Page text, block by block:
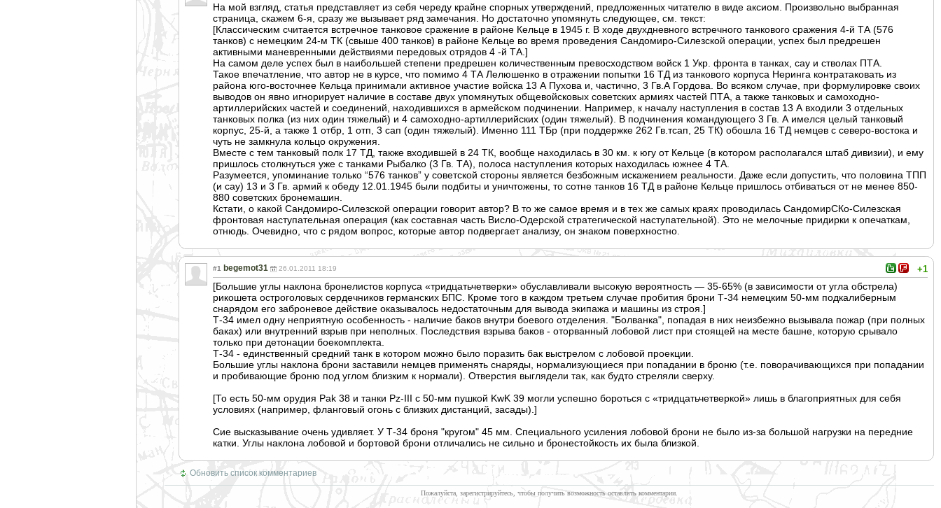
На мой взгляд, статья представляет из себя череду крайне спорных утверждений, предложенных читателю в виде аксиом. Произвольно выбранная
страница, скажем 6-я, сразу же вызывает ряд замечания. Но достаточно упомянуть следующее, см. текст:
[Классическим считается встречное танковое сражение в районе Кельце в 1945 г. В ходе двухдневного встречного танкового сражения 4-й ТА (576
танков) с немецким 24-м ТК (свыше 400 танков) в районе Кельце во время проведения Сандомиро-Силезской операции, успех был предрешен
активными маневренными действиями передовых отрядов 4 -й ТА.]
На самом деле успех был в наибольшей степени предрешен количественным превосходством войск 1 Укр. фронта в танках, сау и стволах ПТА.
Такое впечатление, что автор не в курсе, что помимо 4 ТА Лелюшенко в отражении попытки 16 ТД из танкового корпуса Неринга контратаковать из
района юго-восточнее Кельца принимали активное участие войска 13 А Пухова и, частично, 3 Гв.А Гордова. Во всяком случае, при формулировке своих
выводов он явно игнорирует наличие в составе двух упомянутых общевойсковых советских армиях частей ПТА, а также танковых и самоходно-
артиллерийских частей и соединений, находившихся в армейском подчинении. Например, к началу наступления в состав 13 А входили 3 отдельных
танковых полка (из них один тяжелый) и 4 самоходно-артиллерийских (один тяжелый). В подчинения командующего 3 Гв. А имелся целый танковый
корпус, 25-й, а также 1 отбр, 1 отп, 3 сап (один тяжелый). Именно 111 ТБр (при поддержке 262 Гв.тсап, 25 ТК) обошла 16 ТД немцев с северо-востока и
чуть не замкнула кольцо окружения.
Вместе с тем танковый полк 17 ТД, также входившей в 24 ТК, вообще находилась в 30 км. к югу от Кельце (в котором располагался штаб дивизии), и ему
пришлось столкнуться уже с танками Рыбалко (3 Гв. ТА), полоса наступления которых находилась южнее 4 ТА.
Разумеется, упоминание только “576 танков” у советской стороны является безбожным искажением реальности. Даже если допустить, что половина ТПП
(и сау) 13 и 3 Гв. армий к обеду 12.01.1945 были подбиты и уничтожены, то сотне танков 16 ТД в районе Кельце пришлось отбиваться от не менее 850-
880 советских бронемашин.
Кстати, о какой Сандомиро-Силезской операции говорит автор? В то же самое время и в тех же самых краях проводилась СандомирСКо-Силезская
фронтовая наступательная операция (как составная часть Висло-Одерской стратегической наступательной) . Это не мелочные придирки к опечаткам,
отнюдь. Очевидно, что с рядом вопрос, которые автор подвергает анализу, он знаком поверхностно.
+1
#1 begemot31 26.01.2011 18:19
[Большие углы наклона бронелистов корпуса «тридцатьчетверки» обуславливали высокую вероятность — 35-65% (в зависимости от угла обстрела)
рикошета остроголовых сердечников германских БПС. Кроме того в каждом третьем случае пробития брони Т-34 немецким 50-мм подкалиберным
снарядом его заброневое действие оказывалось недостаточным для вывода экипажа и машины из строя.]
Т-34 имел одну неприятную особенность - наличие баков внутри боевого отделения. "Болванка", попадая в них неизбежно вызывала пожар (при полных
баках) или внутренний взрыв при неполных. Последствия взрыва баков - оторванный лобовой лист при стоящей на месте башне, которую срывало
только при детонации боекомплекта.
Т-34 - единственный средний танк в котором можно было поразить бак выстрелом с лобовой проекции.
Большие углы наклона брони заставили немцев применять снаряды, нормализующиеся при попадании в броню (т.е. поворачивающихся при попадании
и пробивающие броню под углом близким к нормали). Отверстия выглядели так, как будто стреляли сверху.
[То есть 50-мм орудия Pak 38 и танки Pz-III с 50-мм пушкой KwK 39 могли успешно бороться с «тридцатьчетверкой» лишь в благоприятных для себя
условиях (например, фланговый огонь с близких дистанций, засады).]
Сие высказывание очень удивляет. У Т-34 броня "кругом" 45 мм. Специального усиления лобовой брони не было из-за большой нагрузки на передние
катки. Углы наклона лобовой и бортовой брони отличались не сильно и бронестойкость их была близкой.
Обновить список комментариев
Пожалуйста, зарегистрируйтесь, чтобы получить возможность оставлять комментарии.